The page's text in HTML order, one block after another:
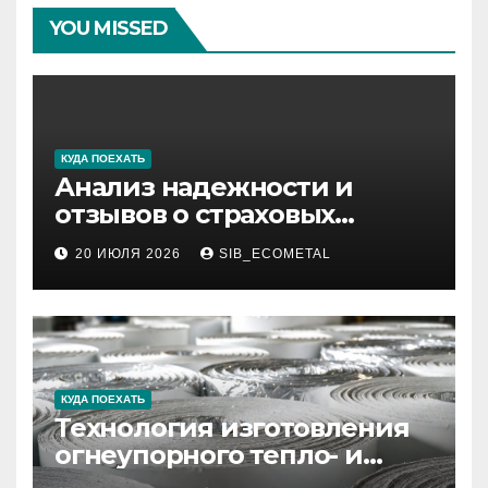
YOU MISSED
КУДА ПОЕХАТЬ
Анализ надежности и
отзывов о страховых
компаниях по итогам 2026
года
20 ИЮЛЯ 2026 SIB_ECOMETAL
КУДА ПОЕХАТЬ
Технология изготовления
огнеупорного тепло- и